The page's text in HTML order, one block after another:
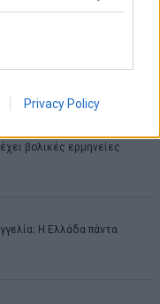
Privacy Policy
βολικές ερμηνείες
Η Ελλάδα πάντα